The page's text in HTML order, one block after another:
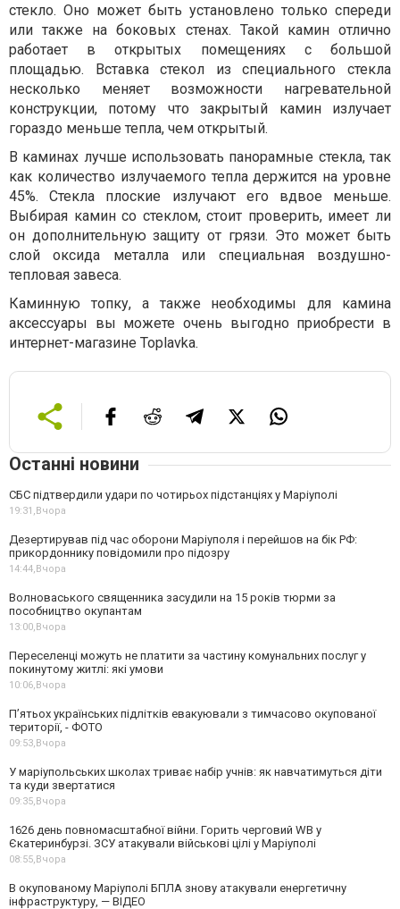
стекло. Оно может быть установлено только спереди
или также на боковых стенах. Такой камин отлично
работает в открытых помещениях с большой
площадью. Вставка стекол из специального стекла
несколько меняет возможности нагревательной
конструкции, потому что закрытый камин излучает
гораздо меньше тепла, чем открытый.
В каминах лучше использовать панорамные стекла, так
как количество излучаемого тепла держится на уровне
45%. Стекла плоские излучают его вдвое меньше.
Выбирая камин со стеклом, стоит проверить, имеет ли
он дополнительную защиту от грязи. Это может быть
слой оксида металла или специальная воздушно-
тепловая завеса.
Каминную топку, а также необходимы для камина
аксессуары вы можете очень выгодно приобрести в
интернет-магазине Toplavka.
Останні новини
СБС підтвердили удари по чотирьох підстанціях у Маріуполі
19:31,Вчора
Дезертирував під час оборони Маріуполя і перейшов на бік РФ:
прикордоннику повідомили про підозру
14:44,Вчора
Волноваського священника засудили на 15 років тюрми за
пособництво окупантам
13:00,Вчора
Переселенці можуть не платити за частину комунальних послуг у
покинутому житлі: які умови
10:06,Вчора
П’ятьох українських підлітків евакуювали з тимчасово окупованої
території, - ФОТО
09:53,Вчора
У маріупольських школах триває набір учнів: як навчатимуться діти
та куди звертатися
09:35,Вчора
1626 день повномасштабної війни. Горить черговий WB у
Єкатеринбурзі. ЗСУ атакували військові цілі у Маріуполі
08:55,Вчора
В окупованому Маріуполі БПЛА знову атакували енергетичну
інфраструктуру, — ВІДЕО